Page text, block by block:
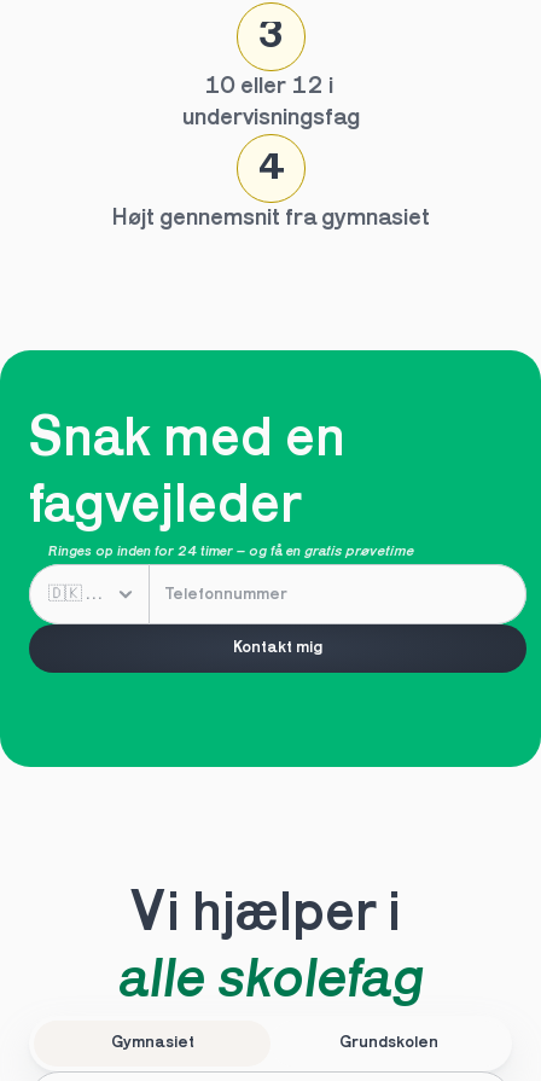
3
10 eller 12 i
undervisningsfag
4
Højt gennemsnit fra gymnasiet
Snak med en
fagvejleder
Ringes op inden for 24 timer – og få en gratis prøvetime
Kontakt mig
Vi hjælper i
alle skolefag
Gymnasiet Grundskolen